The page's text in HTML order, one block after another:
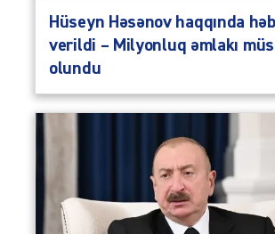
Hüseyn Həsənov haqqında
verildi – Milyonluq əmlakı
olundu